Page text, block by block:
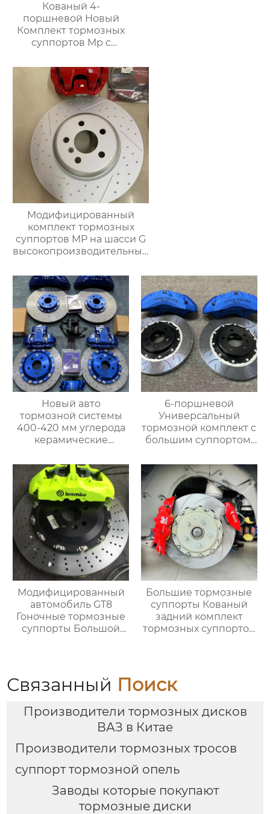
Кованый 4-
поршневой Новый
Комплект тормозных
суппортов Mp с
Дисками и колодками
для Автоматической
тормозной системы
Bmw Серии G
Модифицированный
комплект тормозных
суппортов MP на шасси G
высокопроизводительный
тормозов тормозной
суппорт для BMW серии
g38 g30 g12 g02
Новый авто
тормозной системы
400-420 мм углерода
керамические
комплект с большой
тормозной суппорт
6-поршневой
Универсальный
тормозной комплект с
большим суппортом,
Переднее колесо для
Range Rover,
Специальный
тормозной комплект
Модифицированный
автомобиль GT8
Гоночные тормозные
суппорты Большой
суппортом для дисков
19 дюймов
Большие тормозные
суппорты Кованый
задний комплект
тормозных суппортов
Связанный Поиск
Производители тормозных дисков
ВАЗ в Китае
Производители тормозных тросов
суппорт тормозной опель
Заводы которые покупают
тормозные диски